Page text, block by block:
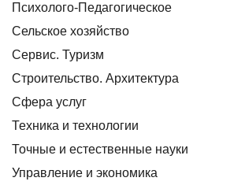
Психолого-Педагогическое
Сельское хозяйство
Сервис. Туризм
Строительство. Архитектура
Сфера услуг
Техника и технологии
Точные и естественные науки
Управление и экономика